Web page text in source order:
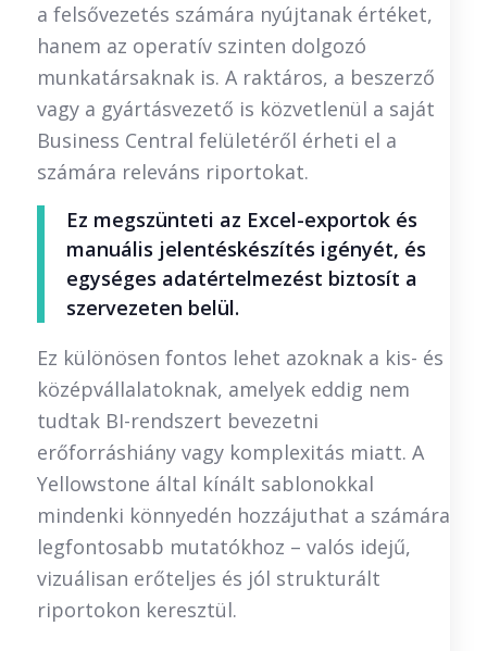
a felsővezetés számára nyújtanak értéket,
hanem az operatív szinten dolgozó
munkatársaknak is. A raktáros, a beszerző
vagy a gyártásvezető is közvetlenül a saját
Business Central felületéről érheti el a
számára releváns riportokat.
Ez megszünteti az Excel-exportok és
manuális jelentéskészítés igényét, és
egységes adatértelmezést biztosít a
szervezeten belül.
Ez különösen fontos lehet azoknak a kis- és
középvállalatoknak, amelyek eddig nem
tudtak BI-rendszert bevezetni
erőforráshiány vagy komplexitás miatt. A
Yellowstone által kínált sablonokkal
mindenki könnyedén hozzájuthat a számára
legfontosabb mutatókhoz – valós idejű,
vizuálisan erőteljes és jól strukturált
riportokon keresztül.